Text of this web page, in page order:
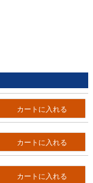
カートに入れる
カートに入れる
カートに入れる